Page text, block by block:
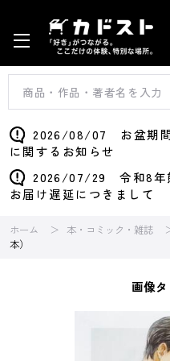
2026/08/07 お盆期間
に関するお知らせ
2026/07/29 令和8年
お届け遅延につきまして
ホーム 本・コミック・雑誌
本）
画像